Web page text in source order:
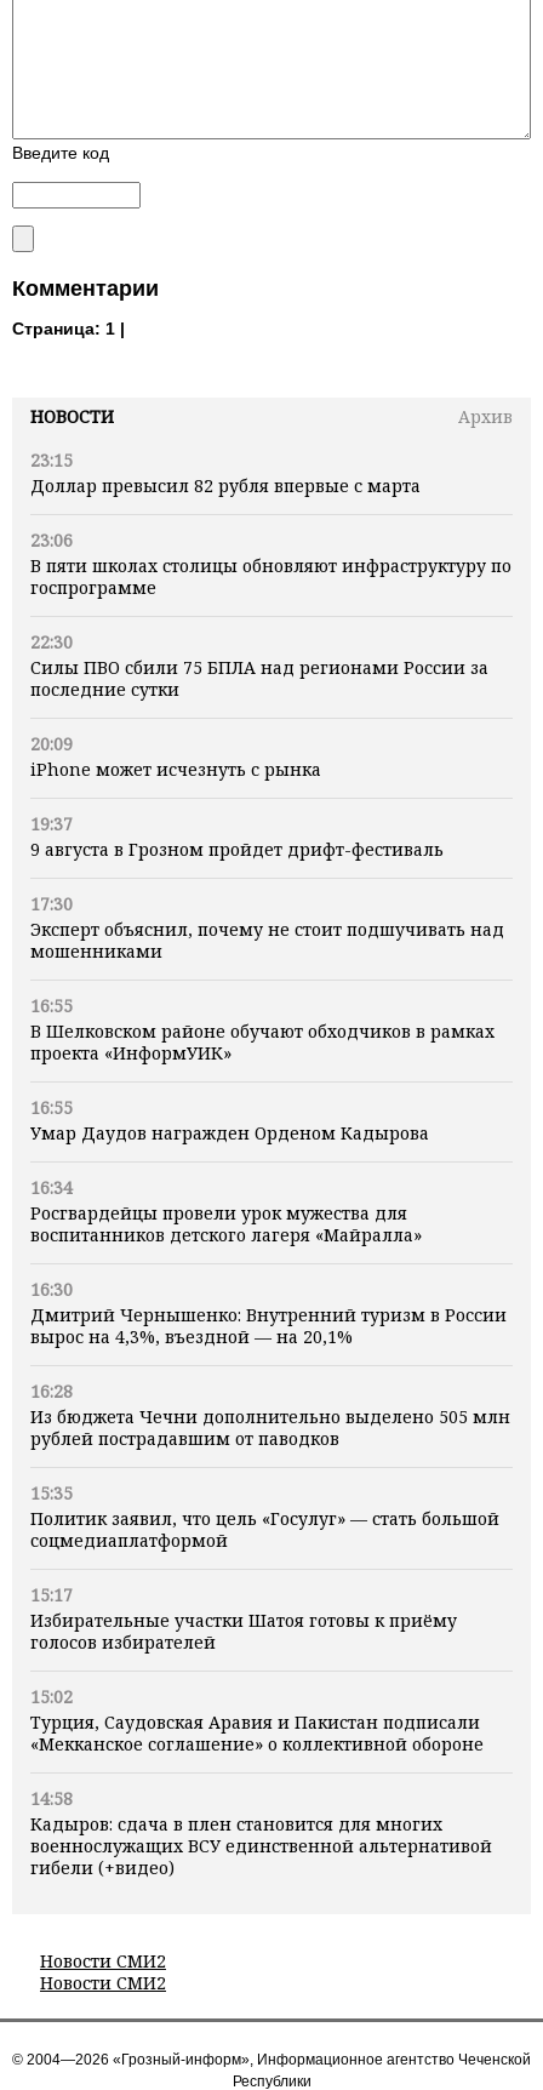
НОВОСТИ
Архив
23:15
Доллар превысил 82 рубля впервые с марта
23:06
В пяти школах столицы обновляют инфраструктуру по
госпрограмме
22:30
Силы ПВО сбили 75 БПЛА над регионами России за
последние сутки
20:09
iPhone может исчезнуть с рынка
19:37
9 августа в Грозном пройдет дрифт-фестиваль
17:30
Эксперт объяснил, почему не стоит подшучивать над
мошенниками
16:55
В Шелковском районе обучают обходчиков в рамках
проекта «ИнформУИК»
16:55
Умар Даудов награжден Орденом Кадырова
16:34
Росгвардейцы провели урок мужества для
воспитанников детского лагеря «Майралла»
16:30
Дмитрий Чернышенко: Внутренний туризм в России
вырос на 4,3%, въездной — на 20,1%
16:28
Из бюджета Чечни дополнительно выделено 505 млн
рублей пострадавшим от паводков
15:35
Политик заявил, что цель «Госулуг» — стать большой
соцмедиаплатформой
15:17
Избирательные участки Шатоя готовы к приёму
голосов избирателей
15:02
Турция, Саудовская Аравия и Пакистан подписали
«Мекканское соглашение» о коллективной обороне
14:58
Кадыров: сдача в плен становится для многих
военнослужащих ВСУ единственной альтернативой
гибели (+видео)
Новости СМИ2
Новости СМИ2
Введите код
Комментарии
Страница: 1 |
© 2004—2026 «Грозный-информ», Информационное агентство Чеченской
Республики